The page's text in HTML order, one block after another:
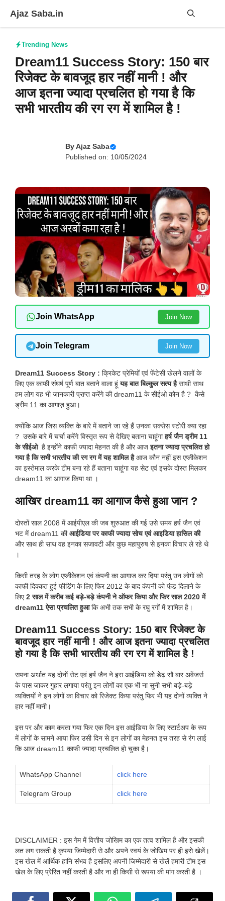
content
Ajaz Saba.in
Trending News
Dream11 Success Story: 150 बार
रिजेक्ट के बावजूद हार नहीं मानी ! और
आज इतना ज्यादा प्रचलित हो गया है कि
सभी भारतीय की रग रग में शामिल है !
ByAjaz Saba
Published on: 10/05/2024
Join WhatsApp Join Now
Join Telegram Join Now
Dream11 Success Story : क्रिकेट प्रेमियों एवं फेंटेसी खेलने वालों के
लिए एक काफी संघर्ष पूर्ण बात बताने वाला हूंयह बात बिल्कुल सत्य हैसाथी साथ
हम लोग यह भी जानकारी प्राप्त करेंगे की dream11 के सीईओ कोन है ? कैसे
ड्रीम 11 का आगाज़ हुआ।
क्योंकि आज जिस व्यक्ति के बारे में बताने जा रहे हैं उनका सक्सेस स्टोरी क्या रहा
? उसके बारे में चर्चा करेंगे विस्तृत रूप से देखिए बताना चाहूंगाहर्ष जैन ड्रीम 11
के सीईओहै इन्होंने काफी ज्यादा मेहनत की है और आजइतना ज्यादा प्रचलित हो
गया है कि सभी भारतीय की रग रग में यह शामिल हैआज कौन नहीं इस एप्लीकेशन
का इस्तेमाल करके टीम बना रहे हैं बताना चाहूंगा यह सेट एवं इसके दोस्त मिलकर
dream11 का आगाज किया था ।
आखिर dream11 का आगाज कैसे हुआ जान ?
दोस्तों साल 2008 में आईपीएल की जब शुरुआत की गई उसे समय हर्ष जैन एवं
भट में dream11 कीआईडिया पर काफी ज्यादा सोच एवं आइडिया हासिल की
और साथ ही साथ वह इनका सजावटी और कुछ महापुरुष से इनका विचार ले रहे थे
।
किसी तरह के लोग एप्लीकेशन एवं कंपनी का आगाज कर दिया परंतु उन लोगों को
काफी दिक्कत हुई फीडिंग के लिए फिर 2012 के बाद कंपनी को फंड दिलाने के
लिए2 साल में करीब कई बड़े-बड़े कंपनी ने ऑफर किया और फिर साल 2020 में
dream11 ऐसा प्रचलित हुआकि अभी तक सभी के रघु रगों में शामिल है।
Dream11 Success Story: 150 बार रिजेक्ट के
बावजूद हार नहीं मानी ! और आज इतना ज्यादा प्रचलित
हो गया है कि सभी भारतीय की रग रग में शामिल है !
सपना अर्थात यह दोनों सेट एवं हर्ष जैन ने इस आईडिया को डेढ़ सौ बार अवेंजर्स
के पास जाकर गुहार लगाया परंतु इन लोगों का एक भी ना सुनी सभी बड़े-बड़े
व्यक्तियों ने इन लोगों का विचार को रिजेक्ट किया परंतु फिर भी यह दोनों व्यक्ति ने
हार नहीं मानी।
इस पर और काम करता गया फिर एक दिन इस आईडिया के लिए स्टार्टअप के रूप
में लोगों के सामने आया फिर उसी दिन से इन लोगों का मेहनत इस तरह से रंग लाई
कि आज dream11 काफी ज्यादा प्रचलित हो चुका है।
WhatsApp Channel click here
Telegram Group click here
DISCLAIMER : इस गेम में वित्तीय जोखिम का एक तत्व शामिल है और इसकी
लत लग सकती है कृपया जिम्मेदारी से और अपने स्वयं के जोखिम पर ही इसे खेलें।
इस खेल में आर्थिक हानि संभव है इसलिए अपनी जिम्मेदारी से खेलें हमारी टीम इस
खेल के लिए प्रेरित नहीं करती है और ना ही किसी से रूपया की मांग करती है ।